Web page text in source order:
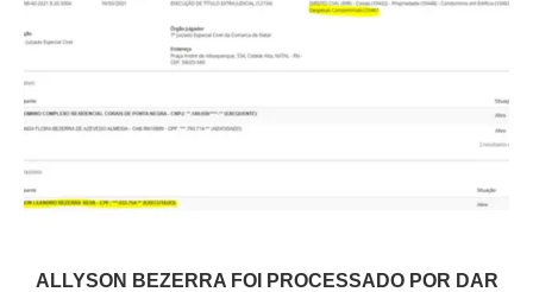
ALLYSON BEZERRA FOI PROCESSADO POR DAR